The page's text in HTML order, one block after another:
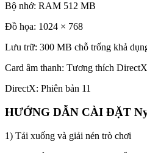
transition: opacity 250ms; webkit-
transition: background-color 250ms;
color 250ms; opacity: 1; transition:
opacity 250ms; }
{ font-weight:bold; color:inherit;
16px; }
color:inherit; text-decoration: